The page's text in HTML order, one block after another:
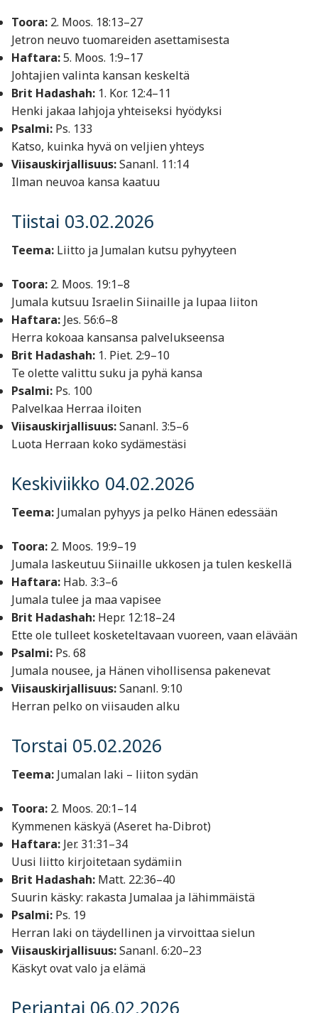
Toora: 2. Moos. 18:13–27
Jetron neuvo tuomareiden asettamisesta
Haftara:5. Moos. 1:9–17
Johtajien valinta kansan keskeltä
Brit Hadashah: 1. Kor. 12:4–11
Henki jakaa lahjoja yhteiseksi hyödyksi
Psalmi: Ps. 133
Katso, kuinka hyvä on veljien yhteys
Viisauskirjallisuus:Sananl. 11:14
Ilman neuvoa kansa kaatuu
Tiistai 03.02.2026
Teema: Liitto ja Jumalan kutsu pyhyyteen
Toora: 2. Moos. 19:1–8
Jumala kutsuu Israelin Siinaille ja lupaa liiton
Haftara: Jes. 56:6–8
Herra kokoaa kansansa palvelukseensa
Brit Hadashah: 1. Piet. 2:9–10
Te olette valittu suku ja pyhä kansa
Psalmi: Ps. 100
Palvelkaa Herraa iloiten
Viisauskirjallisuus:Sananl. 3:5–6
Luota Herraan koko sydämestäsi
Keskiviikko 04.02.2026
Teema: Jumalan pyhyys ja pelko Hänen edessään
Toora: 2. Moos. 19:9–19
Jumala laskeutuu Siinaille ukkosen ja tulen keskellä
Haftara: Hab. 3:3–6
Jumala tulee ja maa vapisee
Brit Hadashah: Hepr. 12:18–24
Ette ole tulleet kosketeltavaan vuoreen, vaan elävään
Psalmi: Ps. 68
Jumala nousee, ja Hänen vihollisensa pakenevat
Viisauskirjallisuus:Sananl. 9:10
Herran pelko on viisauden alku
Torstai 05.02.2026
Teema: Jumalan laki – liiton sydän
Toora: 2. Moos. 20:1–14
Kymmenen käskyä (Aseret ha-Dibrot)
Haftara: Jer. 31:31–34
Uusi liitto kirjoitetaan sydämiin
Brit Hadashah: Matt. 22:36–40
Suurin käsky: rakasta Jumalaa ja lähimmäistä
Psalmi: Ps. 19
Herran laki on täydellinen ja virvoittaa sielun
Viisauskirjallisuus:Sananl. 6:20–23
Käskyt ovat valo ja elämä
Perjantai 06.02.2026